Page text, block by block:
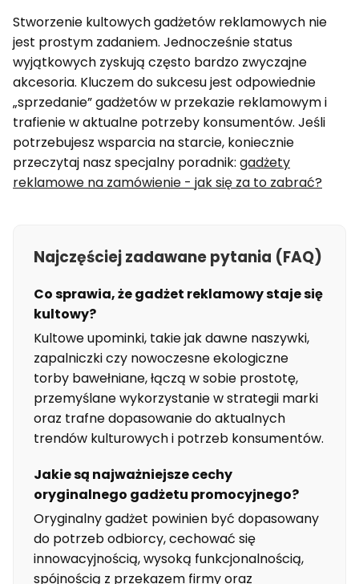
Stworzenie kultowych gadżetów reklamowych nie
jest prostym zadaniem. Jednocześnie status
wyjątkowych zyskują często bardzo zwyczajne
akcesoria. Kluczem do sukcesu jest odpowiednie
„sprzedanie” gadżetów w przekazie reklamowym i
trafienie w aktualne potrzeby konsumentów. Jeśli
potrzebujesz wsparcia na starcie, koniecznie
przeczytaj nasz specjalny poradnik: gadżety
reklamowe na zamówienie - jak się za to zabrać?
Najczęściej zadawane pytania (FAQ)
Co sprawia, że gadżet reklamowy staje się
kultowy?
Kultowe upominki, takie jak dawne naszywki,
zapalniczki czy nowoczesne ekologiczne
torby bawełniane, łączą w sobie prostotę,
przemyślane wykorzystanie w strategii marki
oraz trafne dopasowanie do aktualnych
trendów kulturowych i potrzeb konsumentów.
Jakie są najważniejsze cechy
oryginalnego gadżetu promocyjnego?
Oryginalny gadżet powinien być dopasowany
do potrzeb odbiorcy, cechować się
innowacyjnością, wysoką funkcjonalnością,
spójnością z przekazem firmy oraz